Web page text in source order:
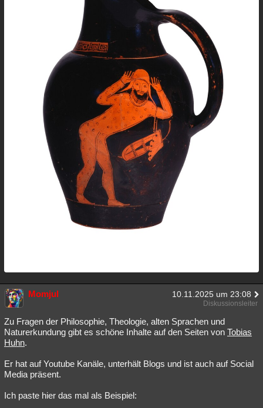
Momjul 10.11.2025 um 23:08
Diskussionsleiter
Zu Fragen der Philosophie, Theologie, alten Sprachen und
Naturerkundung gibt es schöne Inhalte auf den Seiten von Tobias
Huhn.
Er hat auf Youtube Kanäle, unterhält Blogs und ist auch auf Social
Media präsent.
Ich paste hier das mal als Beispiel: